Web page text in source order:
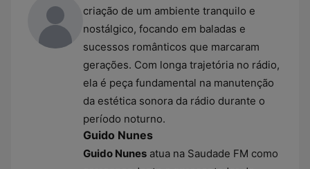
criação de um ambiente tranquilo e
nostálgico, focando em baladas e
sucessos românticos que marcaram
gerações. Com longa trajetória no rádio,
ela é peça fundamental na manutenção
da estética sonora da rádio durante o
período noturno.
Guido Nunes
Guido Nunes atua na Saudade FM como